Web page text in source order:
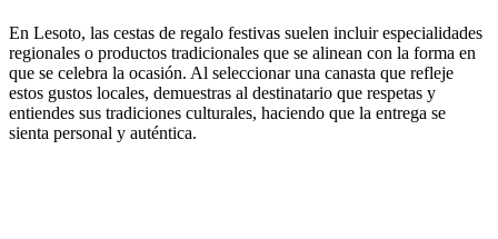
En Lesoto, las cestas de regalo festivas suelen incluir especialidades
regionales o productos tradicionales que se alinean con la forma en
que se celebra la ocasión. Al seleccionar una canasta que refleje
estos gustos locales, demuestras al destinatario que respetas y
entiendes sus tradiciones culturales, haciendo que la entrega se
sienta personal y auténtica.